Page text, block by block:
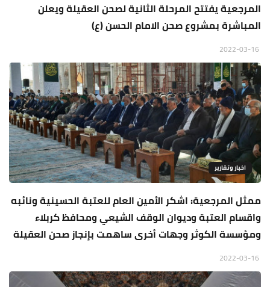
المرجعية يفتتح المرحلة الثانية لصحن العقيلة ويعلن
المباشرة بمشروع صحن الامام الحسن (ع)
اخبار وتقارير
ممثل المرجعية: اشكر الأمين العام للعتبة الحسينية ونائبه
واقسام العتبة وديوان الوقف الشيعي ومحافظ كربلاء
ومؤسسة الكوثر وجهات أخرى ساهمت بإنجاز صحن العقيلة